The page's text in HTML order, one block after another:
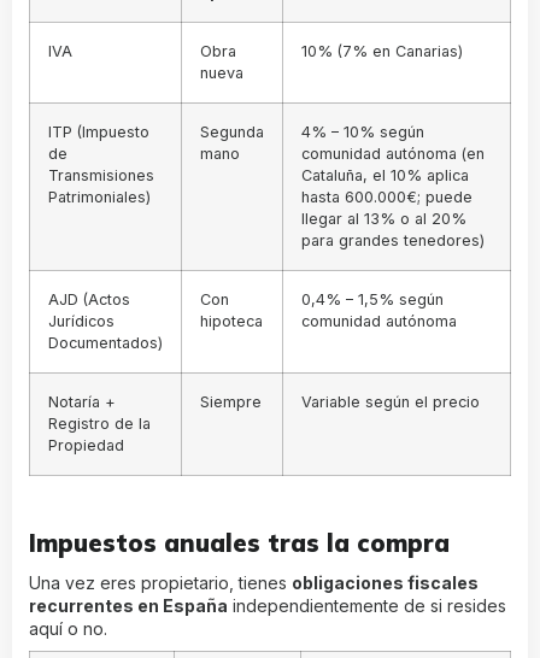
IVA
Obra
nueva
10% (7% en Canarias)
ITP (Impuesto
de
Transmisiones
Patrimoniales)
Segunda
mano
4% – 10% según
comunidad autónoma (en
Cataluña, el 10% aplica
hasta 600.000€; puede
llegar al 13% o al 20%
para grandes tenedores)
AJD (Actos
Jurídicos
Documentados)
Con
hipoteca
0,4% – 1,5% según
comunidad autónoma
Notaría +
Registro de la
Propiedad
Siempre Variable según el precio
Impuestos anuales tras la compra
Una vez eres propietario, tienes obligaciones fiscales
recurrentes en España independientemente de si resides
aquí o no.